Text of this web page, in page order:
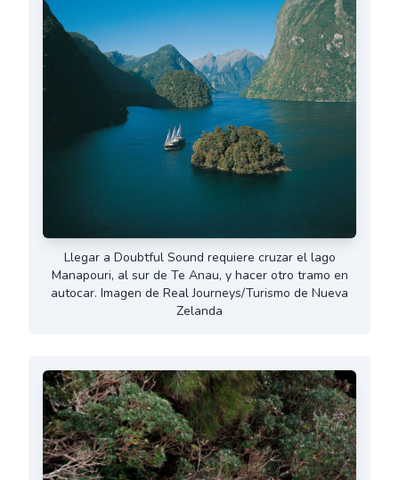
Llegar a Doubtful Sound requiere cruzar el lago
Manapouri, al sur de Te Anau, y hacer otro tramo en
autocar. Imagen de Real Journeys/Turismo de Nueva
Zelanda